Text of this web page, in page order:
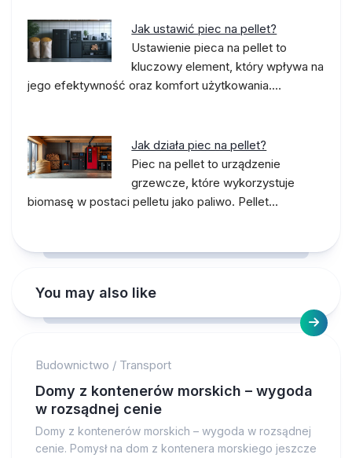
Jak ustawić piec na pellet?
Ustawienie pieca na pellet to
kluczowy element, który wpływa na
jego efektywność oraz komfort użytkowania.…
Jak działa piec na pellet?
Piec na pellet to urządzenie
grzewcze, które wykorzystuje
biomasę w postaci pelletu jako paliwo. Pellet…
You may also like
Budownictwo / Transport
Domy z kontenerów morskich – wygoda
w rozsądnej cenie
Domy z kontenerów morskich – wygoda w rozsądnej
cenie. Pomysł na dom z kontenera morskiego jeszcze